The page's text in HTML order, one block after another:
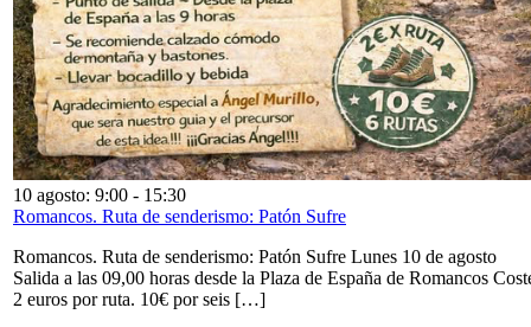
10 agosto: 9:00 - 15:30
Romancos. Ruta de senderismo: Patón Sufre
Romancos. Ruta de senderismo: Patón Sufre Lunes 10 de agosto
Salida a las 09,00 horas desde la Plaza de España de Romancos
2 euros por ruta. 10€ por seis […]